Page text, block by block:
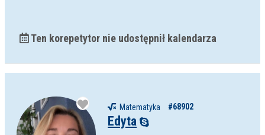
Ten korepetytor nie udostępnił kalendarza
Matematyka #68902
Edyta